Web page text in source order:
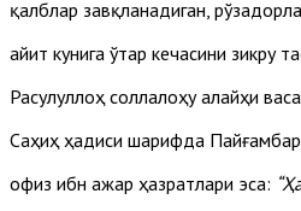
қалблар завқланадиган,
Ҳайит кунига ўтар кечасини
Расулуллоҳ соллалоҳу алайҳи
Саҳиҳ ҳадиси шарифда
Ҳофиз ибн Ҳажар ҳазратлари эса: